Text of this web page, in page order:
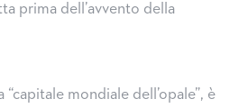
prima dell’avvento della
mondiale dell’opale”, è